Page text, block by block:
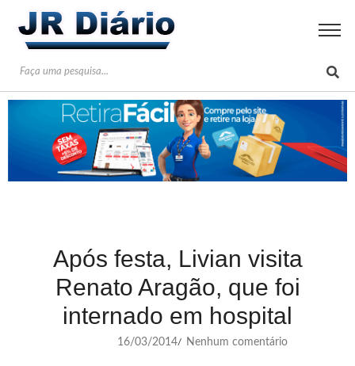
Após festa, Livian visita
Renato Aragão, que foi
internado em hospital
16/03/2014/ Nenhum comentário